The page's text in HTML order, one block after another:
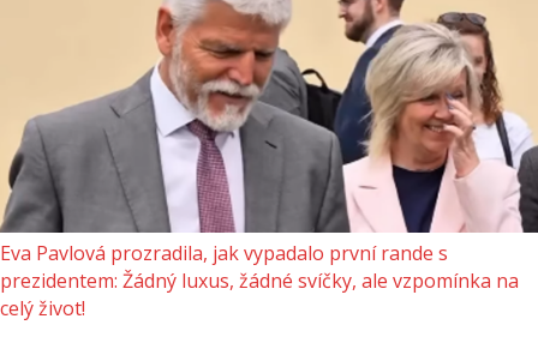
Eva Pavlová prozradila, jak vypadalo první rande s
prezidentem: Žádný luxus, žádné svíčky, ale vzpomínka na
celý život!